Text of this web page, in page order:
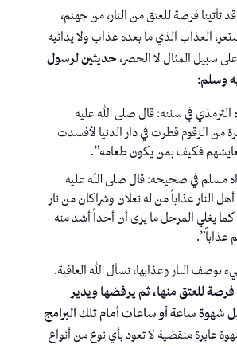
تأتينا فرصة للعتق من النار، من جهنم،
العذاب الذي ما بعده عذاب ولا يدانيه
سبيل المثال لا الحصر، حديثين لرسول
وسلم:
الترمذي في سننه: قال صلى الله عليه
من الزقوم قطرت في دار الدنيا لأفسدت
فكيف بمن يكون طعامه”.
مسلم في صحيحه: قال صلى الله عليه
النار عذاباً من له نعلان وشراكان من نار
كما يغلي المرجل ما يرى أن أحداً أشد منه
عذاباً”.
بوصف النار وعذابها، نسأل الله العافية.
للعتق منها، ثم يرفضها ويدير
شهوة ساعة أو ساعات أمام تلك البرامج
عابرة منقضية لا تعود بأي نوع من أنواع